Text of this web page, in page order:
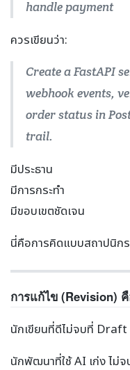
handle payment
ควรเขียนว่า:
Create a FastAPI
webhook events,
order status in
trail.
มีประธาน
มีการกระทำ
มีขอบเขตชัดเจน
นี่คือการคิดแบบสถาปนิก
การแก้ไข (Revision)
นักเขียนที่ดีไม่จบที่ Draft
นักพัฒนาที่ใช้ AI เก่ง ไม่